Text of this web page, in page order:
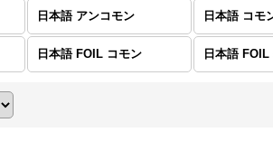
日本語 アンコモン 日本語 コモ
日本語 FOIL コモン 日本語